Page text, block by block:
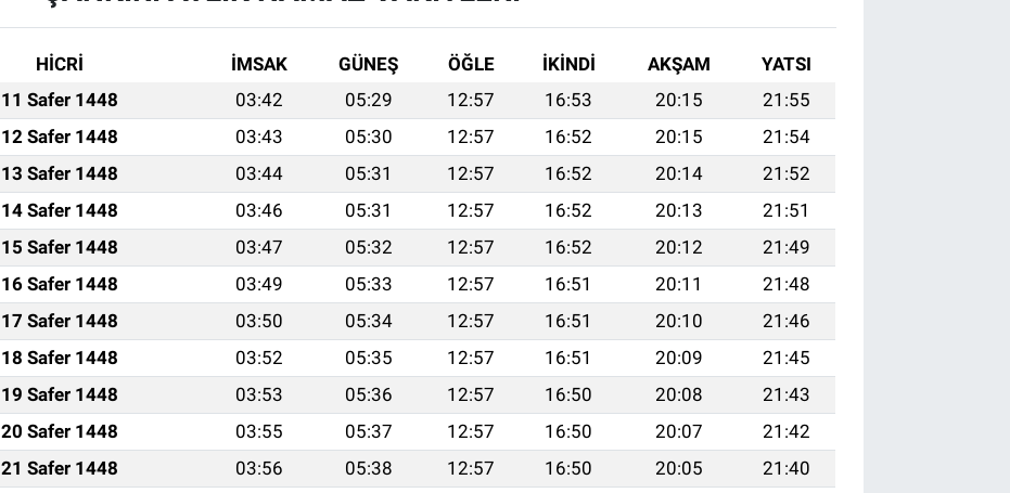
HİCRİ İMSAK GÜNEŞ ÖĞLE İKINDI AKŞAM
YATSI
11 Safer 1448 03:42 05:29 12:57 16:53 20:15
21:55
12 Safer 1448 03:43 05:30 12:57 16:52 20:15
21:54
13 Safer 1448 03:44 05:31 12:57 16:52 20:14
21:52
14 Safer 1448 03:46 05:31 12:57 16:52 20:13
21:51
15 Safer 1448 03:47 05:32 12:57 16:52 20:12
21:49
16 Safer 1448 03:49 05:33 12:57 16:51 20:11
21:48
17 Safer 1448 03:50 05:34 12:57 16:51 20:10
21:46
18 Safer 1448 03:52 05:35 12:57 16:51 20:09
21:45
19 Safer 1448 03:53 05:36 12:57 16:50 20:08
21:43
20 Safer 1448 03:55 05:37 12:57 16:50 20:07
21:42
21 Safer 1448 03:56 05:38 12:57 16:50 20:05
21:40